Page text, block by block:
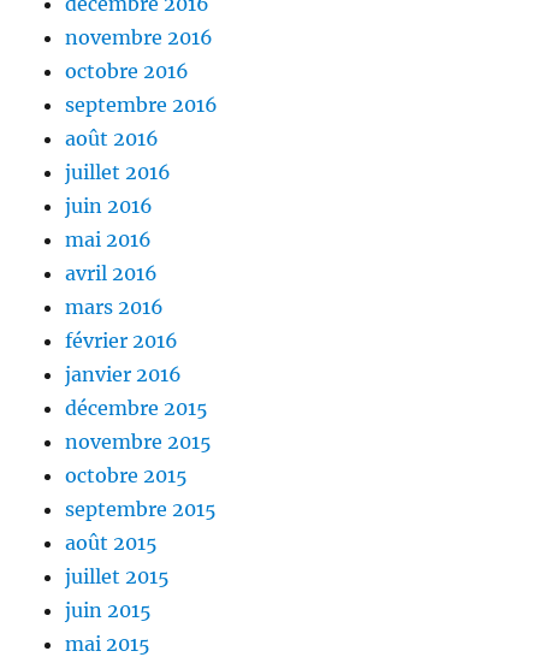
novembre 2016
octobre 2016
septembre 2016
août 2016
juillet 2016
juin 2016
mai 2016
avril 2016
mars 2016
février 2016
janvier 2016
décembre 2015
novembre 2015
octobre 2015
septembre 2015
août 2015
juillet 2015
juin 2015
mai 2015